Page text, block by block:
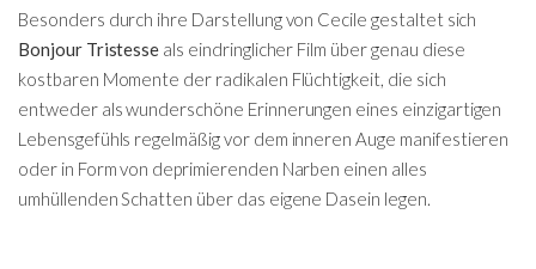
Besonders durch ihre Darstellung von Cecile gestaltet sich
Bonjour Tristesse als eindringlicher Film über genau diese
kostbaren Momente der radikalen Flüchtigkeit, die sich
entweder als wunderschöne Erinnerungen eines einzigartigen
Lebensgefühls regelmäßig vor dem inneren Auge manifestieren
oder in Form von deprimierenden Narben einen alles
umhüllenden Schatten über das eigene Dasein legen.